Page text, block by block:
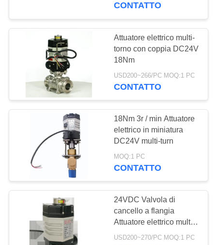
Valvola elettrica a
farfalla
28
Valvola a sfera
elettrica
CONTATTO
Attuatore elettrico multi-
torno con coppia DC24V
18Nm
USD200~266/PC MOQ:1 PC
CONTATTO
18Nm 3r / min Attuatore
elettrico in miniatura
DC24V multi-turn
MOQ:1 PC
CONTATTO
24VDC Valvola di
cancello a flangia
Attuatore elettrico multi-
torno
USD200~270/PC MOQ:1 PC